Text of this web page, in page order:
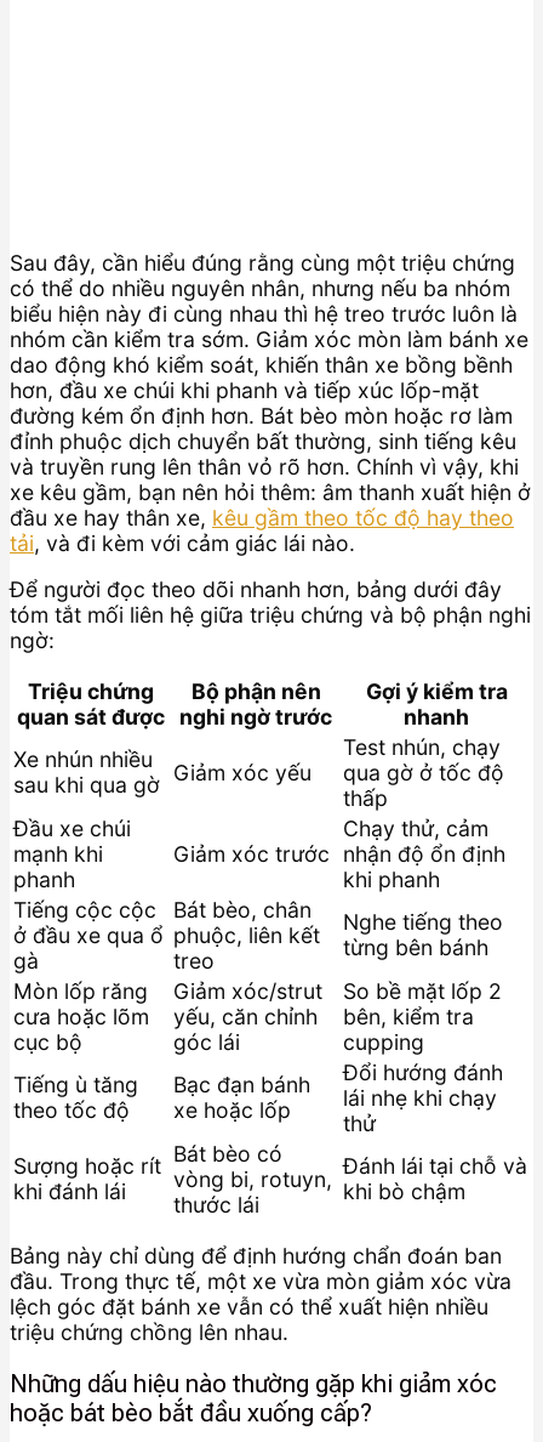
Sau đây, cần hiểu đúng rằng cùng một triệu chứng
có thể do nhiều nguyên nhân, nhưng nếu ba nhóm
biểu hiện này đi cùng nhau thì hệ treo trước luôn là
nhóm cần kiểm tra sớm. Giảm xóc mòn làm bánh xe
dao động khó kiểm soát, khiến thân xe bồng bềnh
hơn, đầu xe chúi khi phanh và tiếp xúc lốp-mặt
đường kém ổn định hơn. Bát bèo mòn hoặc rơ làm
đỉnh phuộc dịch chuyển bất thường, sinh tiếng kêu
và truyền rung lên thân vỏ rõ hơn. Chính vì vậy, khi
xe kêu gầm, bạn nên hỏi thêm: âm thanh xuất hiện ở
đầu xe hay thân xe, kêu gầm theo tốc độ hay theo
tải, và đi kèm với cảm giác lái nào.
Để người đọc theo dõi nhanh hơn, bảng dưới đây
tóm tắt mối liên hệ giữa triệu chứng và bộ phận nghi
ngờ:
Triệu chứng
quan sát được
Bộ phận nên
nghi ngờ trước
Gợi ý kiểm tra
nhanh
Xe nhún nhiều
sau khi qua gờ Giảm xóc yếu
Test nhún, chạy
qua gờ ở tốc độ
thấp
Đầu xe chúi
mạnh khi
phanh
Giảm xóc trước
Chạy thử, cảm
nhận độ ổn định
khi phanh
Tiếng cộc cộc
ở đầu xe qua ổ
gà
Bát bèo, chân
phuộc, liên kết
treo
Nghe tiếng theo
từng bên bánh
Mòn lốp răng
cưa hoặc lõm
cục bộ
Giảm xóc/strut
yếu, căn chỉnh
góc lái
So bề mặt lốp 2
bên, kiểm tra
cupping
Tiếng ù tăng
theo tốc độ
Bạc đạn bánh
xe hoặc lốp
Đổi hướng đánh
lái nhẹ khi chạy
thử
Sượng hoặc rít
khi đánh lái
Bát bèo có
vòng bi, rotuyn,
thước lái
Đánh lái tại chỗ và
khi bò chậm
Bảng này chỉ dùng để định hướng chẩn đoán ban
đầu. Trong thực tế, một xe vừa mòn giảm xóc vừa
lệch góc đặt bánh xe vẫn có thể xuất hiện nhiều
triệu chứng chồng lên nhau.
Những dấu hiệu nào thường gặp khi giảm xóc
hoặc bát bèo bắt đầu xuống cấp?